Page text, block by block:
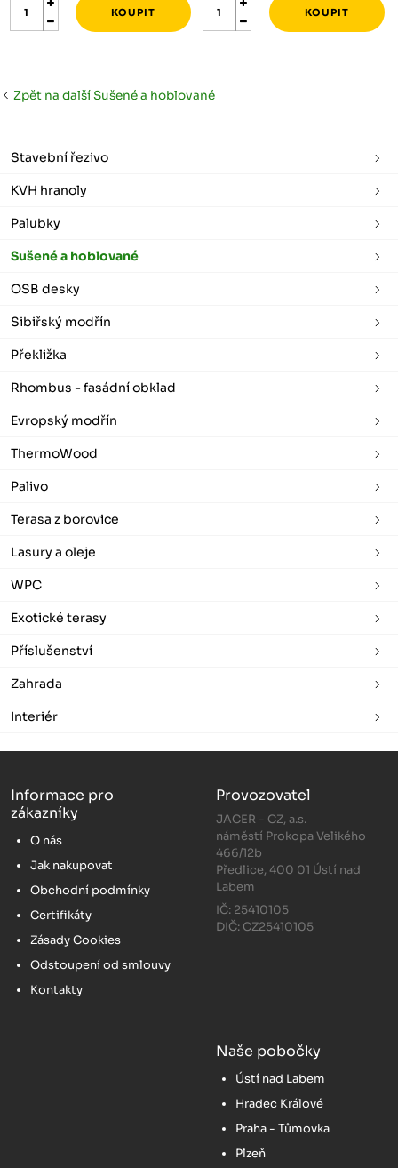
Zpět na další Sušené a hoblované
Stavební řezivo
KVH hranoly
Palubky
Sušené a hoblované
OSB desky
Sibiřský modřín
Překližka
Rhombus - fasádní obklad
Evropský modřín
ThermoWood
Palivo
Terasa z borovice
Lasury a oleje
WPC
Exotické terasy
Příslušenství
Zahrada
Interiér
Informace pro
zákazníky
O nás
Jak nakupovat
Obchodní podmínky
Certifikáty
Zásady Cookies
Odstoupení od smlouvy
Kontakty
Provozovatel
JACER - CZ, a.s.
náměstí Prokopa Velikého
466/12b
Předlice, 400 01 Ústí nad
Labem
IČ: 25410105
DIČ: CZ25410105
Naše pobočky
Ústí nad Labem
Hradec Králové
Praha - Tůmovka
Plzeň